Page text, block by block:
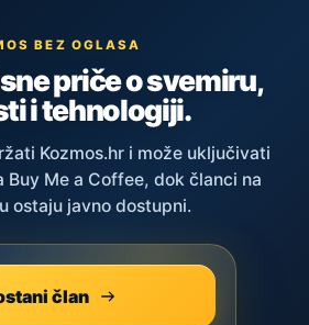
BEZ OGLASA
priče o svemiru,
i tehnologiji.
Kozmos.hr i može uključivati
Buy Me a Coffee, dok članci na
ostaju javno dostupni.
član